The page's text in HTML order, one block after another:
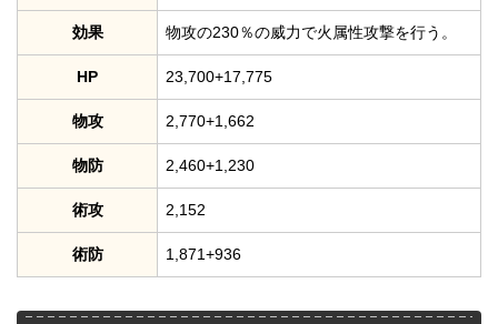
効果 物攻の230％の威力で火属性攻撃を行う。
HP 23,700+17,775
物攻 2,770+1,662
物防 2,460+1,230
術攻 2,152
術防 1,871+936